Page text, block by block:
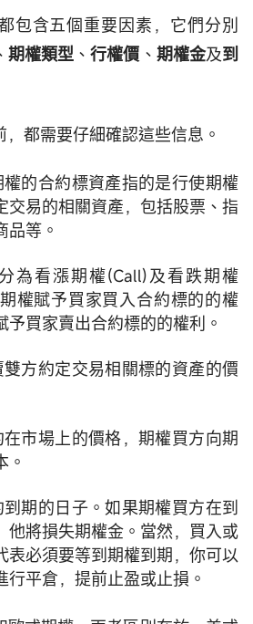
包含五個重要因素，它們分別
期權類型 、行權價 、 期權金及到
都需要仔細確認這些信息。
權的合約標資產指的是行使期權
交易的相關資產，包括股票、指
品等。
為看漲期權(Call)及看跌期權
權賦予買家買入合約標的的權
予買家賣出合約標的的權利。
方約定交易相關標的資產的價
市場上的價格，期權買方向期
。
期的日子。如果期權買方在到
他將損失期權金。當然，買入或
表必須要等到期權到期，你可以
行平倉，提前止盈或止損。